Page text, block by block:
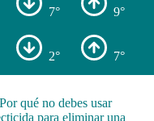
7° 9°
2° 7°